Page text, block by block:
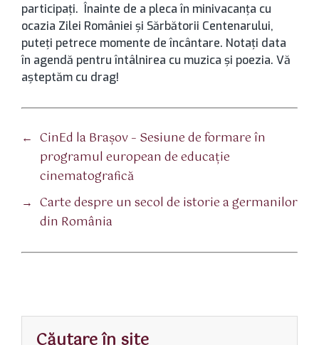
participaţi. Înainte de a pleca în minivacanţa cu
ocazia Zilei României şi Sărbătorii Centenarului,
puteţi petrece momente de încântare. Notaţi data
în agendă pentru întâlnirea cu muzica şi poezia. Vă
aşteptăm cu drag!
← CinEd la Braşov – Sesiune de formare în
programul european de educaţie
cinematografică
→ Carte despre un secol de istorie a germanilor
din România